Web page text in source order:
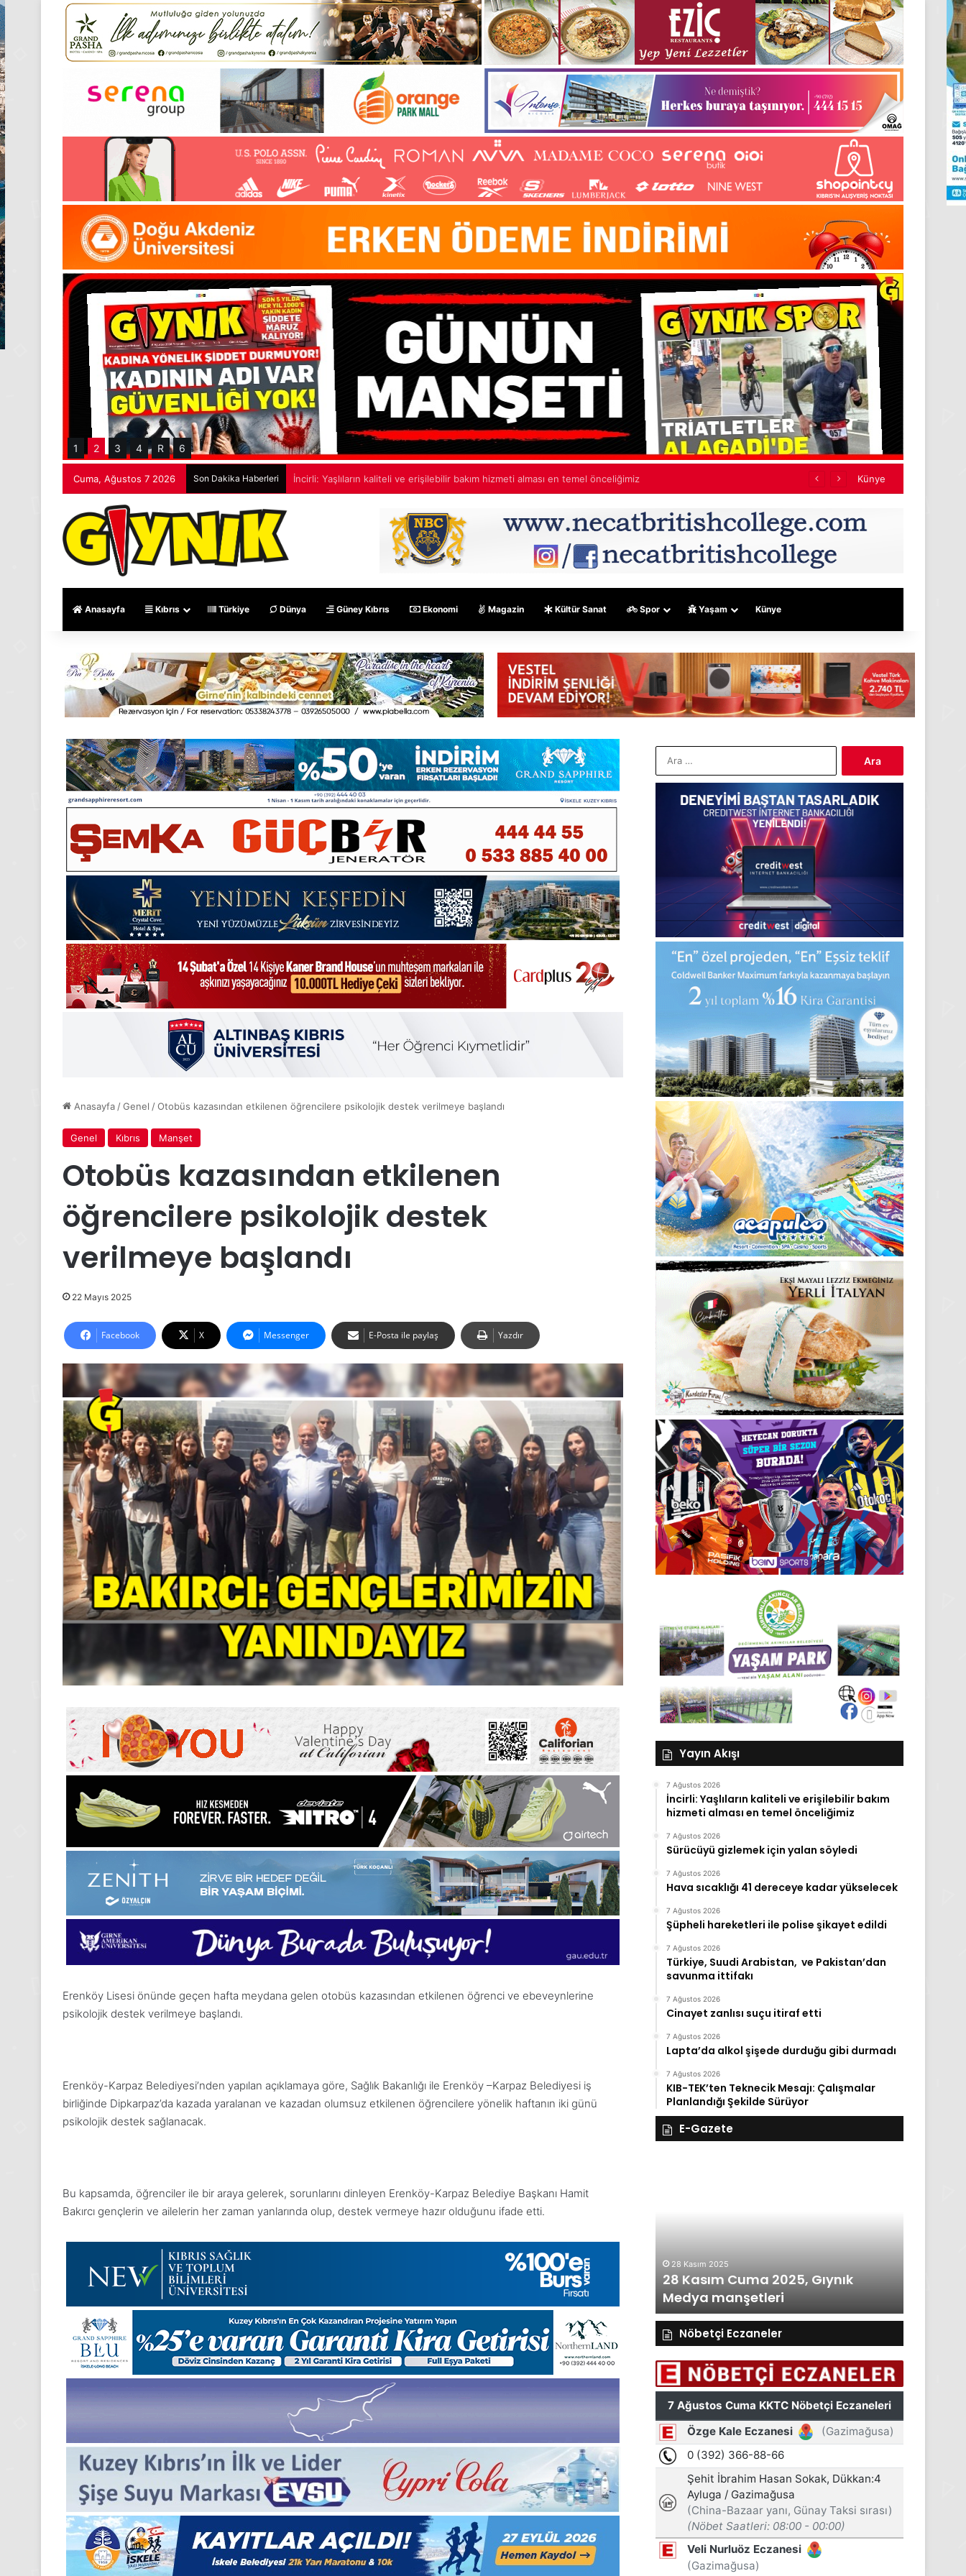
1 2 3 4 R 6
Cuma, Ağustos 7 2026 Son Dakika Haberleri Sürücüyü gizlemek için yalan söyledi Künye
Anasayfa Kıbrıs Türkiye Dünya Güney Kıbrıs Ekonomi Magazin Kültür Sanat Spor Yaşam Künye
Anasayfa /Genel /Otobüs kazasından etkilenen öğrencilere psikolojik destek verilmeye başlandı
Genel Kıbrıs Manşet
Otobüs kazasından etkilenen
öğrencilere psikolojik destek
verilmeye başlandı
22 Mayıs 2025
Facebook X Messenger E-Posta ile paylaş Yazdır
Erenköy Lisesi önünde geçen hafta meydana gelen otobüs kazasından etkilenen öğrenci ve ebeveynlerine
psikolojik destek verilmeye başlandı.
Erenköy-Karpaz Belediyesi’nden yapılan açıklamaya göre, Sağlık Bakanlığı ile Erenköy –Karpaz Belediyesi iş
birliğinde Dipkarpaz’da kazada yaralanan ve kazadan olumsuz etkilenen öğrencilere yönelik haftanın iki günü
psikolojik destek sağlanacak.
Bu kapsamda, öğrenciler ile bir araya gelerek, sorunlarını dinleyen Erenköy-Karpaz Belediye Başkanı Hamit
Bakırcı gençlerin ve ailelerin her zaman yanlarında olup, destek vermeye hazır olduğunu ifade etti.
Yayın Akışı
7 Ağustos 2026
İncirli: Yaşlıların kaliteli ve erişilebilir bakım
hizmeti alması en temel önceliğimiz
7 Ağustos 2026
Sürücüyü gizlemek için yalan söyledi
7 Ağustos 2026
Hava sıcaklığı 41 dereceye kadar yükselecek
7 Ağustos 2026
Şüpheli hareketleri ile polise şikayet edildi
7 Ağustos 2026
Türkiye, Suudi Arabistan, ve Pakistan’dan
savunma ittifakı
7 Ağustos 2026
Cinayet zanlısı suçu itiraf etti
7 Ağustos 2026
Lapta’da alkol şişede durduğu gibi durmadı
7 Ağustos 2026
KIB-TEK’ten Teknecik Mesajı: Çalışmalar
Planlandığı Şekilde Sürüyor
E-Gazete
Pazartesi
2025,
manşetleri
24 Kasım 2025
24 Kasım Pazartesi 2025, Gıynık
Medya manşetleri
Pazartesi
2025,
1 Aralık Pazartesi 2025, Gıynık
28 Kasım 2025
28 Kasım Cuma 2025, Gıynık
Medya manşetleri
Nöbetçi Eczaneler